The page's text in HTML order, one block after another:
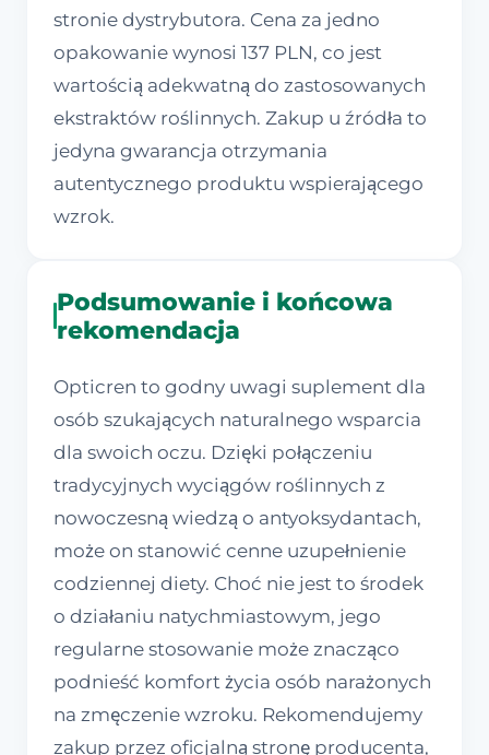
stronie dystrybutora. Cena za jedno
opakowanie wynosi 137 PLN, co jest
wartością adekwatną do zastosowanych
ekstraktów roślinnych. Zakup u źródła to
jedyna gwarancja otrzymania
autentycznego produktu wspierającego
wzrok.
Podsumowanie i końcowa
rekomendacja
Opticren to godny uwagi suplement dla
osób szukających naturalnego wsparcia
dla swoich oczu. Dzięki połączeniu
tradycyjnych wyciągów roślinnych z
nowoczesną wiedzą o antyoksydantach,
może on stanowić cenne uzupełnienie
codziennej diety. Choć nie jest to środek
o działaniu natychmiastowym, jego
regularne stosowanie może znacząco
podnieść komfort życia osób narażonych
na zmęczenie wzroku. Rekomendujemy
zakup przez oficjalną stronę producenta,